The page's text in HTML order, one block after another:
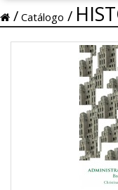
Catálogo